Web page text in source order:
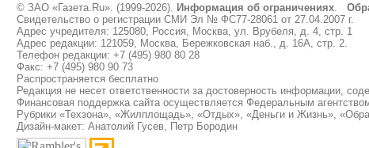
© ЗАО «Газета.Ru». (1999-2026). Информация об ограничениях
Свидетельство о регистрации СМИ Эл № ФС77-28061 от 27.04.2007 г.
Адрес учредителя: 125080, Россия, Москва, ул. Врубеля, д. 4, стр. 1
Адрес редакции: 121059, Москва, Бережковская наб., д. 16А, стр. 2.
Телефон редакции: +7 (495) 980 80 28
Факс: +7 (495) 980 90 73
Распространяется бесплатно
Редакция не несет ответственности за достоверность информации,
Финансовая поддержка сайта осуществляется Федеральным
Рубрики «Техзона», «Жилплощадь», «Отдых», «Деньги и Жизнь»,
Дизайн-макет: Анатолий Гусев, Петр Бородин